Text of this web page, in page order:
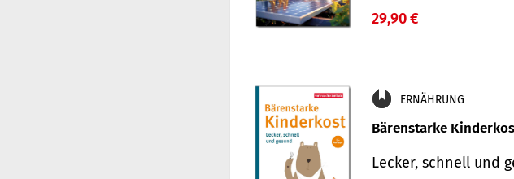
29,90 €
ERNÄHRUNG
Bärenstarke
Lecker, schnell und